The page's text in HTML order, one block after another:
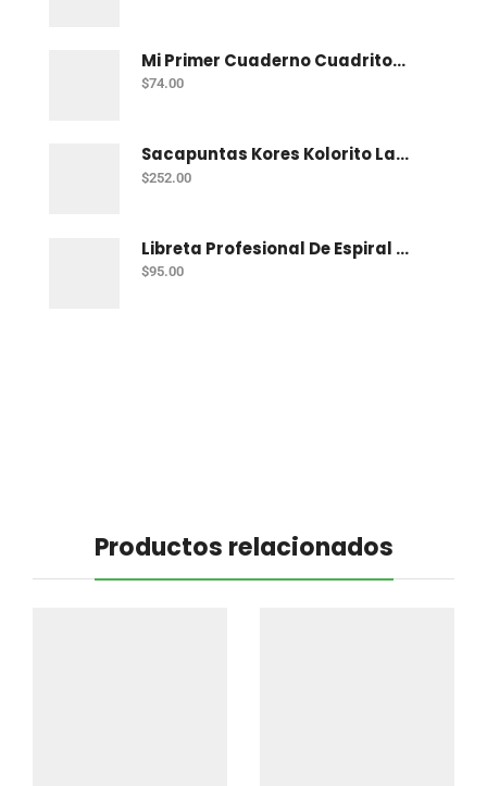
Mi Primer Cuaderno Cuadritos "A" (10Mm) 50 Hojas Norma
$74.00
Sacapuntas Kores Kolorito Lapiz 1 Orif C/20
$252.00
Libreta Profesional De Espiral Printaform Arcoiris Pastel 100 H Ry
$95.00
Productos relacionados